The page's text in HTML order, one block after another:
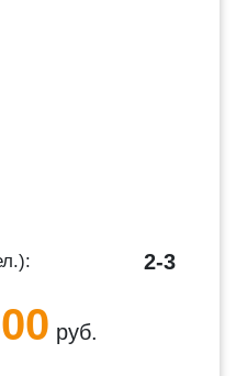
2-3
руб.